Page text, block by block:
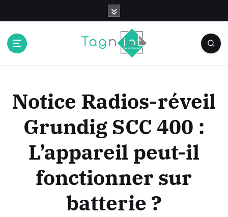
Notice Radios-réveil
Grundig SCC 400 :
L’appareil peut-il
fonctionner sur
batterie ?